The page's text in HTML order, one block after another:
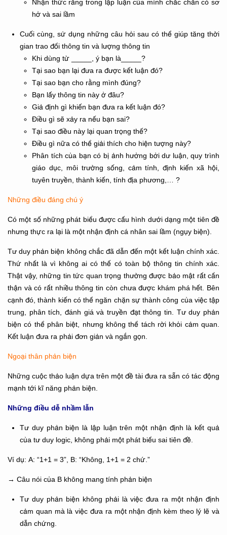
Nhận thức rằng trong lập luận của mình chắc chắn có sơ
hở và sai lầm
Cuối cùng, sử dụng những câu hỏi sau có thể giúp tăng thời
gian trao đổi thông tin và lượng thông tin
Khi dùng từ _____, ý bạn là_____?
Tại sao bạn lại đưa ra được kết luận đó?
Tại sao bạn cho rằng mình đúng?
Bạn lấy thông tin này ở đâu?
Giả định gì khiến bạn đưa ra kết luận đó?
Điều gì sẽ xảy ra nếu bạn sai?
Tại sao điều này lại quan trọng thế?
Điều gì nữa có thể giải thích cho hiện tượng này?
Phân tích của bạn có bị ảnh hưởng bởi dư luận, quy trình
giáo dục, môi trường sống, cảm tính, định kiến xã hội,
tuyên truyền, thành kiến, tính địa phương,… ?
Những điều đáng chú ý
Có một số những phát biểu được cấu hình dưới dạng một tiên đề
nhưng thực ra lại là một nhận định cá nhân sai lầm (ngụy biện).
Tư duy phản biện không chắc đã dẫn đến một kết luận chính xác.
Thứ nhất là vì không ai có thế có toàn bộ thông tin chính xác.
Thật vậy, những tin tức quan trọng thường được bảo mật rất cẩn
thận và có rất nhiều thông tin còn chưa được khám phá hết. Bên
cạnh đó, thành kiến có thể ngăn chặn sự thành công của việc tập
trung, phân tích, đánh giá và truyền đạt thông tin. Tư duy phản
biện có thể phân biệt, nhưng không thể tách rời khỏi cảm quan.
Kết luận đưa ra phải đơn giản và ngắn gọn.
Ngoại thân phản biện
Những cuộc thảo luận dựa trên một đề tài đưa ra sẵn có tác động
mạnh tới kĩ năng phản biện.
Những điều dễ nhầm lẫn
Tư duy phản biện là lập luận trên một nhận định là kết quả
của tư duy logic, không phải một phát biểu sai tiên đề.
Ví dụ: A: “1+1 = 3”, B: “Không, 1+1 = 2 chứ.”
→ Câu nói của B không mang tính phản biện
Tư duy phản biện không phải là việc đưa ra một nhận định
cảm quan mà là việc đưa ra một nhận định kèm theo lý lẽ và
dẫn chứng.